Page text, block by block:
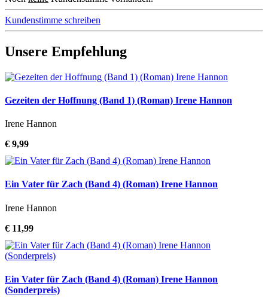
Kundenstimme schreiben
Unsere Empfehlung
Gezeiten der Hoffnung (Band 1) (Roman) Irene Hannon
Irene Hannon
€ 9,99
Ein Vater für Zach (Band 4) (Roman) Irene Hannon
Irene Hannon
€ 11,99
Ein Vater für Zach (Band 4) (Roman) Irene Hannon
(Sonderpreis)